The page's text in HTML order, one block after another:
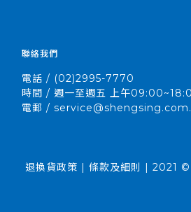
聯絡我們
電話 / (02)2995-7770
時間 / 週一至週五 上午
電郵 /
退換貨政策 | 條款及細則 | 2021 ©